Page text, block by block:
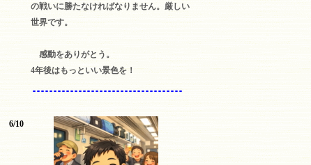
の戦いに勝たなければなりません。厳しい
世界です。
感動をありがとう。
4年後はもっといい景色を！
6/10